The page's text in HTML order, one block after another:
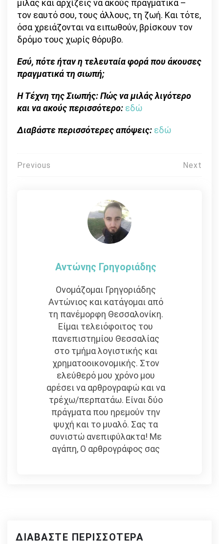
μιλάς και αρχίζεις να ακούς πραγματικά –
τον εαυτό σου, τους άλλους, τη ζωή. Και τότε,
όσα χρειάζονται να ειπωθούν, βρίσκουν τον
δρόμο τους χωρίς θόρυβο.
Εσύ, πότε ήταν η τελευταία φορά που άκουσες
πραγματικά τη σιωπή;
Η Τέχνη της Σιωπής: Πώς να μιλάς λιγότερο
και να ακούς περισσότερο: εδώ
Διαβάστε περισσότερες απόψεις: εδώ
Πλοήγηση
Previous Next
Αντώνης Γρηγοριάδης
Ονομάζομαι Γρηγοριάδης
Αντώνιος και κατάγομαι από
τη πανέμορφη Θεσσαλονίκη.
Είμαι τελειόφοιτος του
πανεπιστημίου Θεσσαλίας
στο τμήμα λογιστικής και
χρηματοοικονομικής. Στον
ελεύθερό μου χρόνο μου
αρέσει να αρθρογραφώ και να
τρέχω/περπατάω. Είναι δύο
πράγματα που ηρεμούν την
ψυχή και το μυαλό. Σας τα
συνιστώ ανεπιφύλακτα! Με
αγάπη, Ο αρθρογράφος σας
ΔΙΑΒΆΣΤΕ ΠΕΡΙΣΣΌΤΕΡΑ